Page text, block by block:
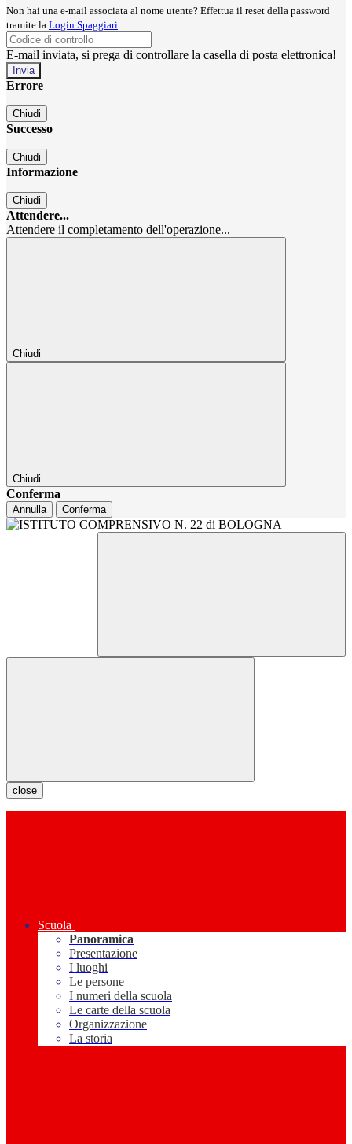
Non hai una e-mail associata al nome utente? Effettua il reset della password
tramite la Login Spaggiari
E-mail inviata, si prega di controllare la casella di posta elettronica!
Errore
Chiudi
Successo
Chiudi
Informazione
Chiudi
Attendere...
Attendere il completamento dell'operazione...
Chiudi
Chiudi
Conferma
Annulla Conferma
close
Scuola
Panoramica
Presentazione
I luoghi
Le persone
I numeri della scuola
Le carte della scuola
Organizzazione
La storia